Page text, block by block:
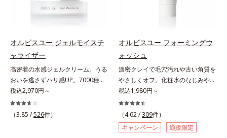
み物の水分を取り込んでリップの密
着性を高める「ウォーターゲル成分
くい仕様です。*1 メイク効果によ
る *2 シリカ、酸化チタン、トリエ
トキシカプリリルシラン、アルニカ
花エキス＝唇にうるおいを与える効
果と、凹凸を補正して見せる効果を
併せ持つ成分*3 ダイマージリノー
ル酸ダイマージリノレイルビス（ベ
ヘニル/イソステアリル/フィトステ
濃度で配合。角層のバリア機能にア
にゆらがない肌を叶えます。そし
成分「MCアクティベーター
(*5)」。肌のうるおいを引き出し・
高めて、ハリ感あふれる肌へと導き
ます。うるおいに満ちたゆらがない
肌をご体感いただくために設計され
た3ステップで、いつも力強く美し
くあり続けるあなたを応援します。
オルビスユー ジェルモイスチ
ャライザー
高密着の水感ジェルクリーム。うる
おいを逃さずハリ感UP。7000種を
超える成分から厳選し、「うるおい
の質(*1)」に着目した初期エイジン
グケア(*2)シリーズオルビスユーは
税込2,970円～
（3.85 /526件）
オルビスユー フォーミングウ
ォッシュ
濃密クレイで毛穴汚れや古い角質を
やさしくオフ。化粧水のなじみやす
い肌に。7000種を超える成分から
厳選し、「うるおいの質(*1)」に着
目した初期エイジングケア(*2)シリ
ーズオルビスユーは肌本来のうるお
いやバリア機能にアプローチする初
税込1,980円～
（4.62 /309件）
キャンペーン
通販限定